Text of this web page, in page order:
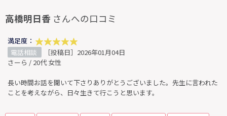
高橋明日香 さんへの口コミ
満足度：
電話相談
［投稿日］2026年01月04日
さーら / 20代 女性
長い時間お話を聞いて下さりありがとうございました。先生に言われた
ことを考えながら、日々生きて行こうと思います。